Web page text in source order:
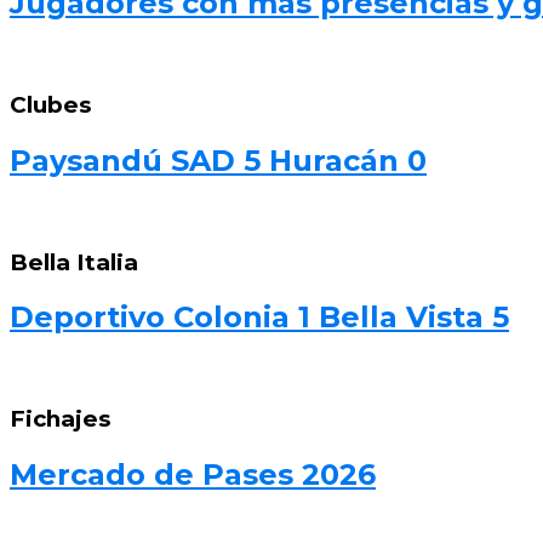
Clubes
Paysandú SAD 5 Huracán 0
Bella Italia
Deportivo Colonia 1 Bella Vista 5
Fichajes
Mercado de Pases 2026